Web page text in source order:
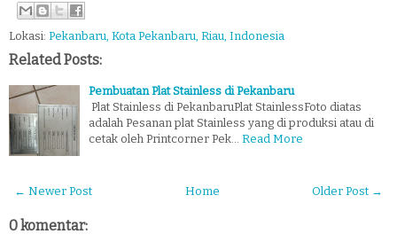
Lokasi: Pekanbaru, Kota Pekanbaru, Riau, Indonesia
Related Posts:
Pembuatan Plat Stainless di Pekanbaru
Plat Stainless di PekanbaruPlat StainlessFoto diatas
adalah Pesanan plat Stainless yang di produksi atau di
cetak oleh Printcorner Pek…
Read More
← Newer Post Older Post →
Home
0 komentar: